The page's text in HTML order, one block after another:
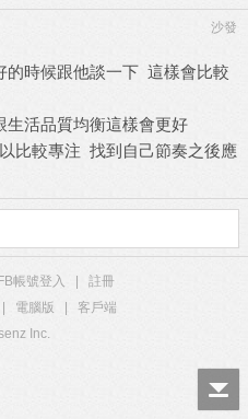
沙發
時候跟他談一下 這樣會比較
活品質均衡這樣會更好
比較專注 找到自己節奏之後應
帳號登入
註冊
電腦版
客戶端
Inc.